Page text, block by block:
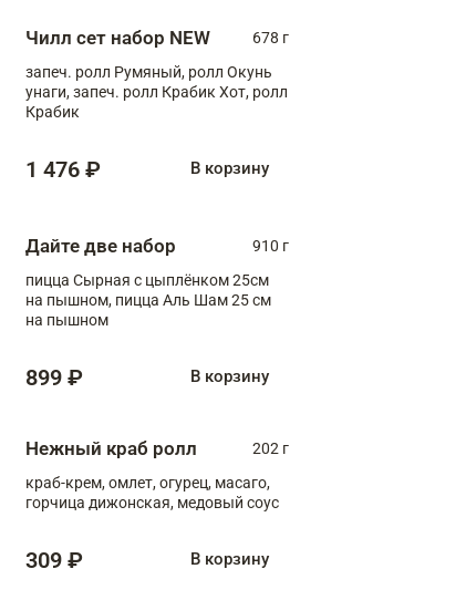
Чилл сет набор NEW
678 г
запеч. ролл Румяный, ролл Окунь
унаги, запеч. ролл Крабик Хот, ролл
Крабик
1 476 ₽ В корзину
Дайте две набор
910 г
пицца Сырная с цыплёнком 25см
на пышном, пицца Аль Шам 25 см
на пышном
899 ₽ В корзину
Нежный краб ролл
202 г
краб-крем, омлет, огурец, масаго,
горчица дижонская, медовый соус
309 ₽ В корзину